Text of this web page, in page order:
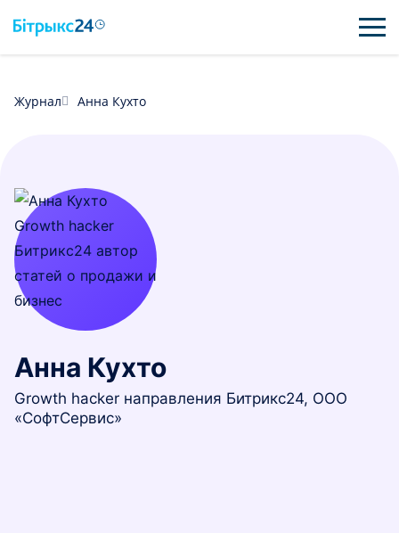
ВНЕДРЕНИЕ
ПОЛЕЗНОЕ
ПОДДЕРЖКА
ПОЛУЧИТЬ БЕСПЛАТНО
Журнал Анна Кухто
Анна Кухто
Growth hacker направления Битрикс24, ООО
«СофтСервис»